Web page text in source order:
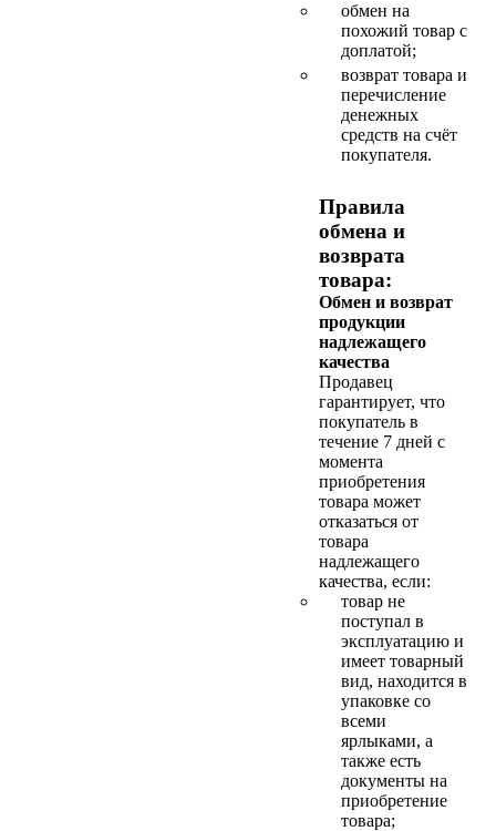
обмен на
похожий товар с
доплатой;
возврат товара и
перечисление
денежных
средств на счёт
покупателя.
Правила
обмена и
возврата
товара:
Обмен и возврат
продукции
надлежащего
качества
Продавец
гарантирует, что
покупатель в
течение 7 дней с
момента
приобретения
товара может
отказаться от
товара
надлежащего
качества, если:
товар не
поступал в
эксплуатацию и
имеет товарный
вид, находится в
упаковке со
всеми
ярлыками, а
также есть
документы на
приобретение
товара;